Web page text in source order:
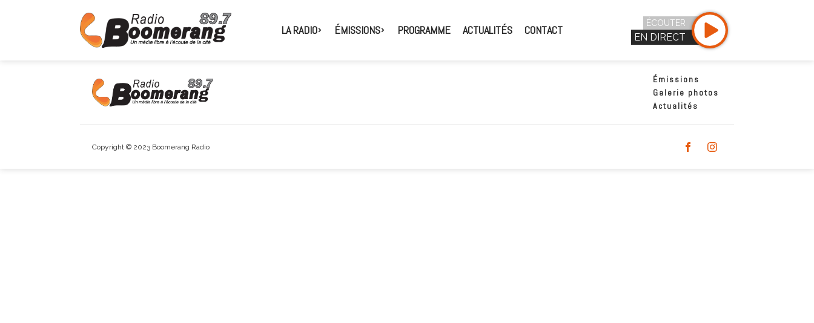
LA RADIO ÉMISSIONS PROGRAMME ACTUALITÉS CONTACT
ÉCOUTER
EN DIRECT
Émissions
Galerie photos
Actualités
Copyright © 2023 Boomerang Radio